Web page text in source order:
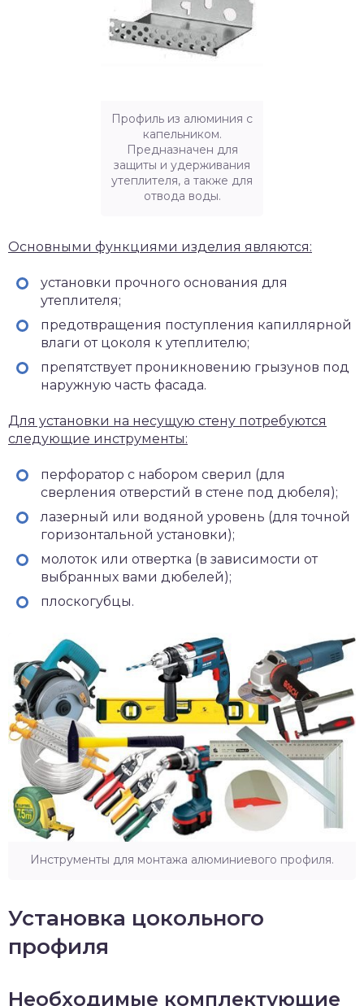
Профиль из алюминия с
капельником.
Предназначен для
защиты и удерживания
утеплителя, а также для
отвода воды.
Основными функциями изделия являются:
установки прочного основания для
утеплителя;
предотвращения поступления капиллярной
влаги от цоколя к утеплителю;
препятствует проникновению грызунов под
наружную часть фасада.
Для установки на несущую стену потребуются
следующие инструменты:
перфоратор с набором сверил (для
сверления отверстий в стене под дюбеля);
лазерный или водяной уровень (для точной
горизонтальной установки);
молоток или отвертка (в зависимости от
выбранных вами дюбелей);
плоскогубцы.
Инструменты для монтажа алюминиевого профиля.
Установка цокольного
профиля
Необходимые комплектующие